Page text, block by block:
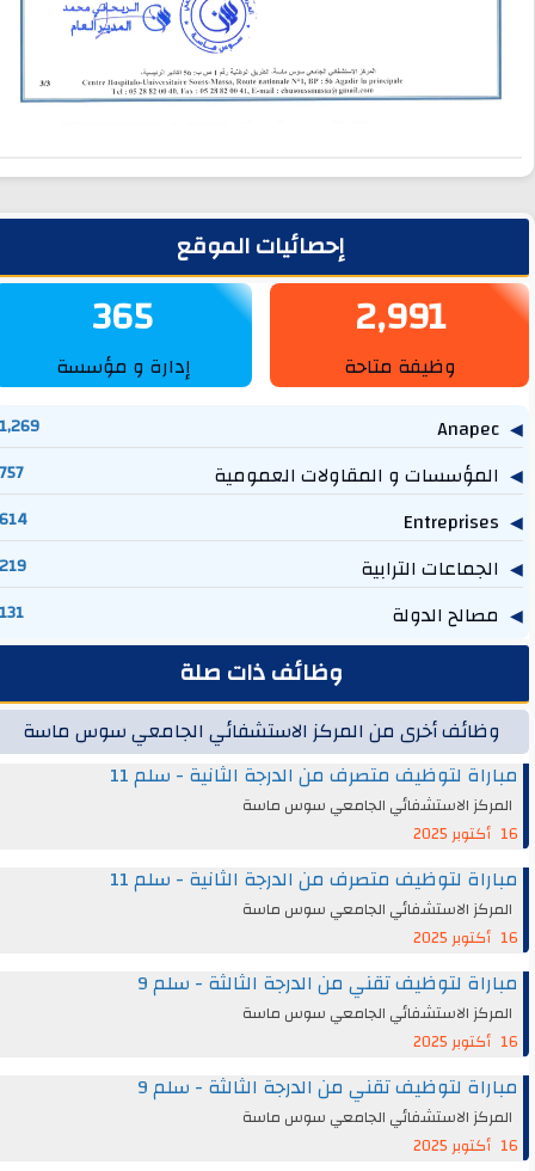
إحصائيات الموقع
2,991
وظيفة متاحة
365
إدارة و مؤسسة
Anapec
1,269
المؤسسات و المقاولات العمومية 757
Entreprises
614
الجماعات الترابية 219
مصالح الدولة 131
وظائف ذات صلة
وظائف أخرى من المركز الاستشفائي الجامعي سوس ماسة
مباراة لتوظيف متصرف من الدرجة الثانية - سلم 11
المركز الاستشفائي الجامعي سوس ماسة
16 أكتوبر 2025
مباراة لتوظيف متصرف من الدرجة الثانية - سلم 11
المركز الاستشفائي الجامعي سوس ماسة
16 أكتوبر 2025
مباراة لتوظيف تقني من الدرجة الثالثة - سلم 9
المركز الاستشفائي الجامعي سوس ماسة
16 أكتوبر 2025
مباراة لتوظيف تقني من الدرجة الثالثة - سلم 9
المركز الاستشفائي الجامعي سوس ماسة
16 أكتوبر 2025